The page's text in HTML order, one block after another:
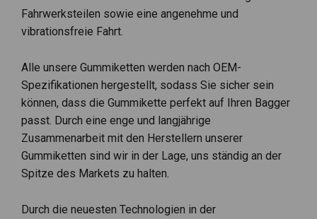
Fahrwerksteilen sowie eine angenehme und
vibrationsfreie Fahrt.
Alle unsere Gummiketten werden nach OEM-
Spezifikationen hergestellt, sodass Sie sicher sein
können, dass die Gummikette perfekt auf Ihren Bagger
passt. Durch eine enge und langjährige
Zusammenarbeit mit den Herstellern unserer
Gummiketten sind wir in der Lage, uns ständig an der
Spitze des Markets zu halten.
Durch die neuesten Technologien in der